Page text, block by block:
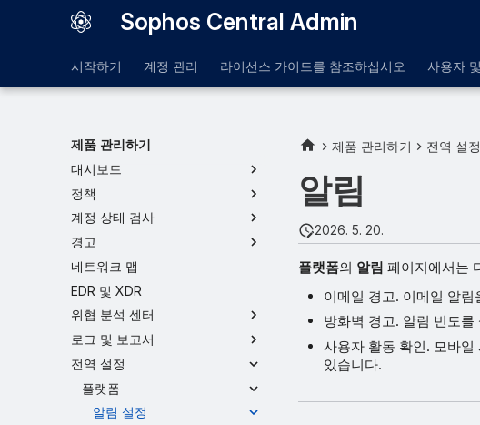
Sophos Central Admin
시작하기 계정 관리 라이선스 가이드를 참조하십시오 사용자
제품 관리하기
대시보드
정책
계정 상태 검사
경고
네트워크 맵
EDR 및 XDR
위협 분석 센터
로그 및 보고서
전역 설정
플랫폼
알림 설정
제품 관리하기 전역 설정
알림
2026. 5. 20.
플랫폼의 알림 페이지에서는
이메일 경고. 이메일 알
방화벽 경고. 알림 빈도를
사용자 활동 확인. 모바
있습니다.